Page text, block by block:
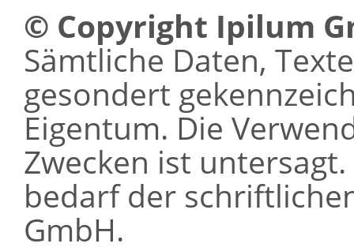
© Copyright Ipilum
Sämtliche Daten,
gesondert
Eigentum. Die
Zwecken ist
bedarf der
GmbH.